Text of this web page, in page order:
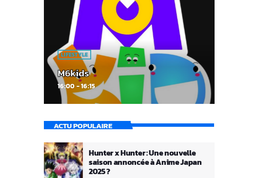
LIFESTYLE
M6kids
16:00 - 16:15
ACTU POPULAIRE
Hunter x Hunter : Une nouvelle
saison annoncée à Anime Japan
2025 ?